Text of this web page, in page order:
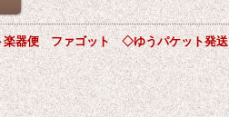
器便 ファゴット ◇ゆうパケット発送